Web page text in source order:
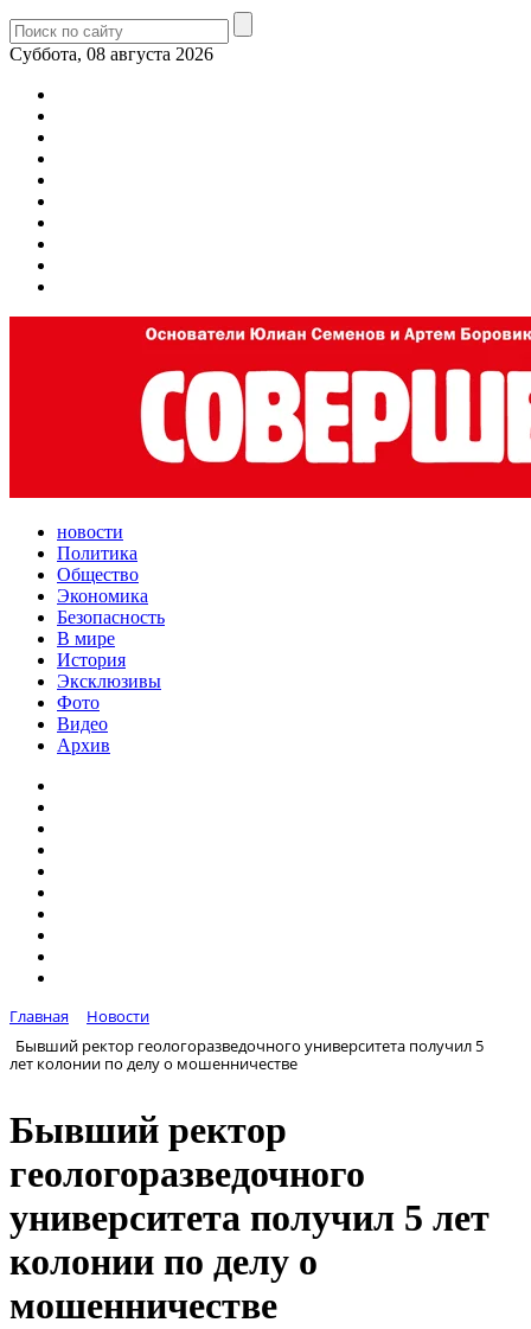
Суббота, 08 августа 2026
новости
Политика
Общество
Экономика
Безопасность
В мире
История
Эксклюзивы
Фото
Видео
Архив
Главная
Новости
Бывший ректор геологоразведочного университета получил 5
лет колонии по делу о мошенничестве
Бывший ректор
геологоразведочного
университета получил 5 лет
колонии по делу о
мошенничестве